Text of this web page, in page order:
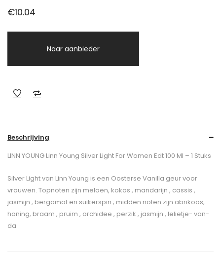
€10.04
Naar aanbieder
Beschrijving
LINN YOUNG Linn Young Silver Light For Women Edt 100 Ml – 1 Stuks
Silver Light van Linn Young is een Oosterse Vanilla geur voor
vrouwen. Topnoten zijn meloen, kokos , mandarijn , cassis ,
jasmijn , bergamot en suikerspin ; midden noten zijn abrikoos,
honing, braam , pruim , orchidee , perzik , jasmijn , lelietje- van-
da